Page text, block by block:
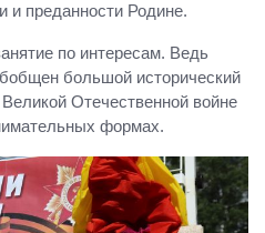
и преданности Родине.
по интересам. Ведь
большой исторический
Отечественной войне
формах.